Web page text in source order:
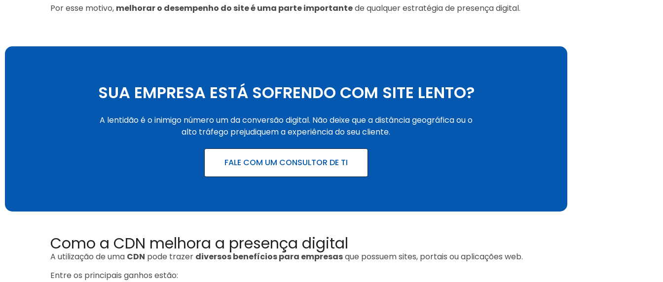
Por esse motivo, melhorar o desempenho do site é uma parte importantede qualquer estratégia de presença digital.
SUA EMPRESA ESTÁ SOFRENDO COM SITE LENTO?
A lentidão é o inimigo número um da conversão digital. Não deixe que a distância geográfica ou o
alto tráfego prejudiquem a experiência do seu cliente.
FALE COM UM CONSULTOR DE TI
Como a CDN melhora a presença digital
A utilização de uma CDN pode trazer diversos benefícios para empresasque possuem sites, portais ou aplicações web.
Entre os principais ganhos estão: